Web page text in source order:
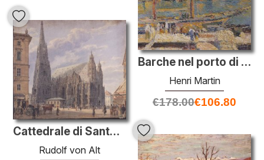
Barche nel porto di Marsiglia
Henri Martin
€178.00€106.80
Cattedrale di Santo Stefano a Vienna
Rudolf von Alt